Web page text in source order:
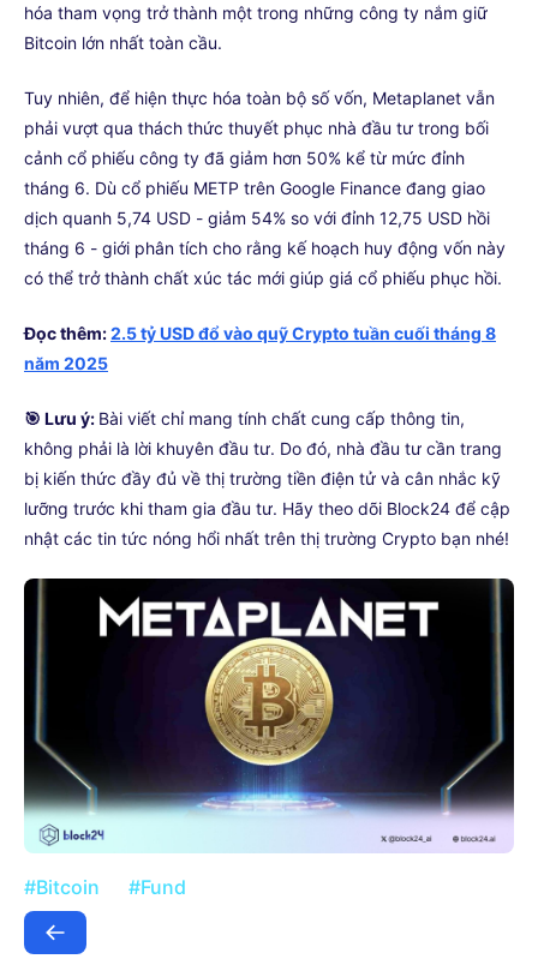
hóa tham vọng trở thành một trong những công ty nắm giữ
Bitcoin lớn nhất toàn cầu.
Tuy nhiên, để hiện thực hóa toàn bộ số vốn, Metaplanet vẫn
phải vượt qua thách thức thuyết phục nhà đầu tư trong bối
cảnh cổ phiếu công ty đã giảm hơn 50% kể từ mức đỉnh
tháng 6. Dù cổ phiếu METP trên Google Finance đang giao
dịch quanh 5,74 USD - giảm 54% so với đỉnh 12,75 USD hồi
tháng 6 - giới phân tích cho rằng kế hoạch huy động vốn này
có thể trở thành chất xúc tác mới giúp giá cổ phiếu phục hồi.
Đọc thêm:2.5 tỷ USD đổ vào quỹ Crypto tuần cuối tháng 8
năm 2025
🎯 Lưu ý: Bài viết chỉ mang tính chất cung cấp thông tin,
không phải là lời khuyên đầu tư. Do đó, nhà đầu tư cần trang
bị kiến thức đầy đủ về thị trường tiền điện tử và cân nhắc kỹ
lưỡng trước khi tham gia đầu tư. Hãy theo dõi Block24 để cập
nhật các tin tức nóng hổi nhất trên thị trường Crypto bạn nhé!
#Bitcoin #Fund